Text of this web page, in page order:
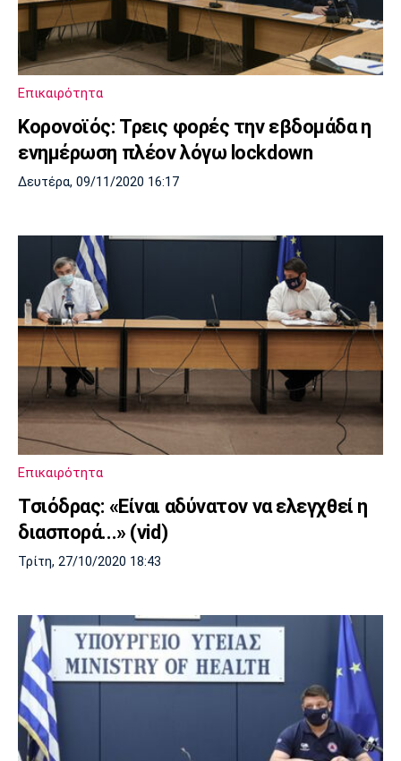
Επικαιρότητα
Κορονοϊός: Τρεις φορές την εβδομάδα η
ενημέρωση πλέον λόγω lockdown
Δευτέρα, 09/11/2020 16:17
Επικαιρότητα
Τσιόδρας: «Είναι αδύνατον να ελεγχθεί η
διασπορά...» (vid)
Τρίτη, 27/10/2020 18:43